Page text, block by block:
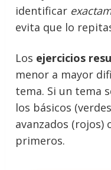
identificar
evita que lo
Los ejercicios
menor a mayor
tema. Si un tema
los básicos
avanzados (rojos)
primeros.